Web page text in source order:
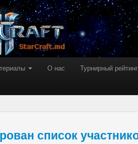
О нас Турнирный рейтинг
список